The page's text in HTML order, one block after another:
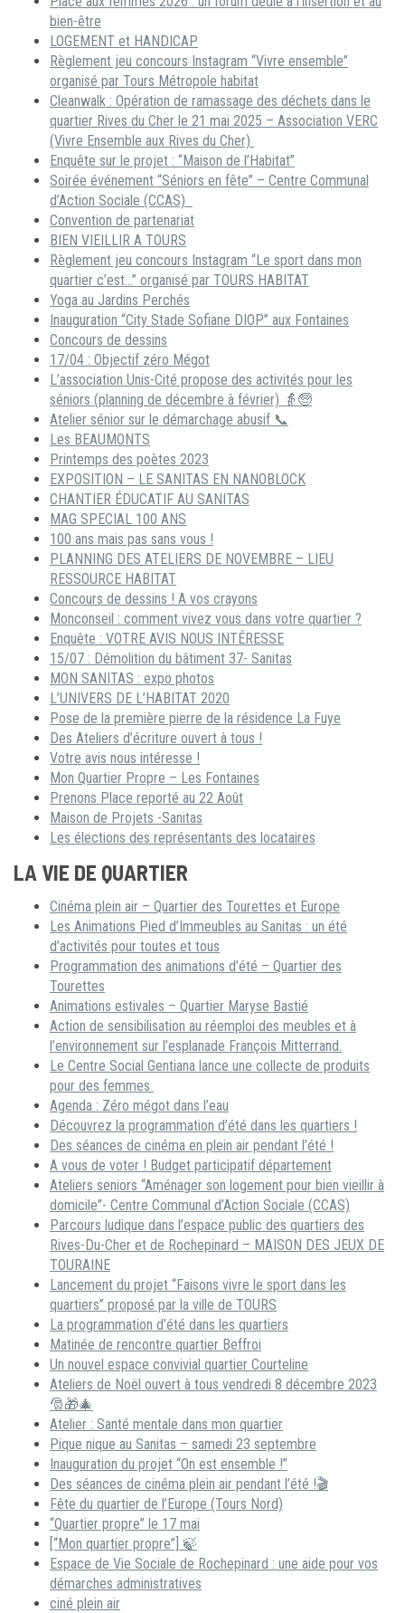
bien-être
LOGEMENT et HANDICAP
Règlement jeu concours Instagram “Vivre ensemble”
organisé par Tours Métropole habitat
Cleanwalk : Opération de ramassage des déchets dans le
quartier Rives du Cher le 21 mai 2025 – Association VERC
(Vivre Ensemble aux Rives du Cher)
Enquête sur le projet : “Maison de l’Habitat”
Soirée événement “Séniors en fête” – Centre Communal
d’Action Sociale (CCAS)
Convention de partenariat
BIEN VIEILLIR A TOURS
Règlement jeu concours Instagram “Le sport dans mon
quartier c’est…” organisé par TOURS HABITAT
Yoga au Jardins Perchés
Inauguration “City Stade Sofiane DIOP” aux Fontaines
Concours de dessins
17/04 : Objectif zéro Mégot
L’association Unis-Cité propose des activités pour les
séniors (planning de décembre à février) 👵🧓
Atelier sénior sur le démarchage abusif 📞
Les BEAUMONTS
Printemps des poètes 2023
EXPOSITION – LE SANITAS EN NANOBLOCK
CHANTIER ÉDUCATIF AU SANITAS
MAG SPECIAL 100 ANS
100 ans mais pas sans vous !
PLANNING DES ATELIERS DE NOVEMBRE – LIEU
RESSOURCE HABITAT
Concours de dessins ! A vos crayons
Monconseil : comment vivez vous dans votre quartier ?
Enquête : VOTRE AVIS NOUS INTÉRESSE
15/07 : Démolition du bâtiment 37- Sanitas
MON SANITAS : expo photos
L’UNIVERS DE L’HABITAT 2020
Pose de la première pierre de la résidence La Fuye
Des Ateliers d’écriture ouvert à tous !
Votre avis nous intéresse !
Mon Quartier Propre – Les Fontaines
Prenons Place reporté au 22 Août
Maison de Projets -Sanitas
Les élections des représentants des locataires
LA VIE DE QUARTIER
Cinéma plein air – Quartier des Tourettes et Europe
Les Animations Pied d’Immeubles au Sanitas : un été
d’activités pour toutes et tous
Programmation des animations d’été – Quartier des
Tourettes
Animations estivales – Quartier Maryse Bastié
Action de sensibilisation au réemploi des meubles et à
l’environnement sur l’esplanade François Mitterrand.
Le Centre Social Gentiana lance une collecte de produits
pour des femmes
Agenda : Zéro mégot dans l’eau
Découvrez la programmation d’été dans les quartiers !
Des séances de cinéma en plein air pendant l’été !
A vous de voter ! Budget participatif département
Ateliers seniors “Aménager son logement pour bien vieillir à
domicile”- Centre Communal d’Action Sociale (CCAS)
Parcours ludique dans l’espace public des quartiers des
Rives-Du-Cher et de Rochepinard – MAISON DES JEUX DE
TOURAINE
Lancement du projet “Faisons vivre le sport dans les
quartiers” proposé par la ville de TOURS
La programmation d’été dans les quartiers
Matinée de rencontre quartier Beffroi
Un nouvel espace convivial quartier Courteline
Ateliers de Noël ouvert à tous vendredi 8 décembre 2023
🎅🎁🎄
Atelier : Santé mentale dans mon quartier
Pique nique au Sanitas – samedi 23 septembre
Inauguration du projet “On est ensemble !”
Des séances de cinéma plein air pendant l’été !🎬
Fête du quartier de l’Europe (Tours Nord)
“Quartier propre” le 17 mai
[“Mon quartier propre”] 🍃
Espace de Vie Sociale de Rochepinard : une aide pour vos
démarches administratives
ciné plein air